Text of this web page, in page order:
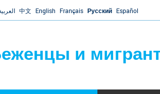
中文 English Français Русский Español
и